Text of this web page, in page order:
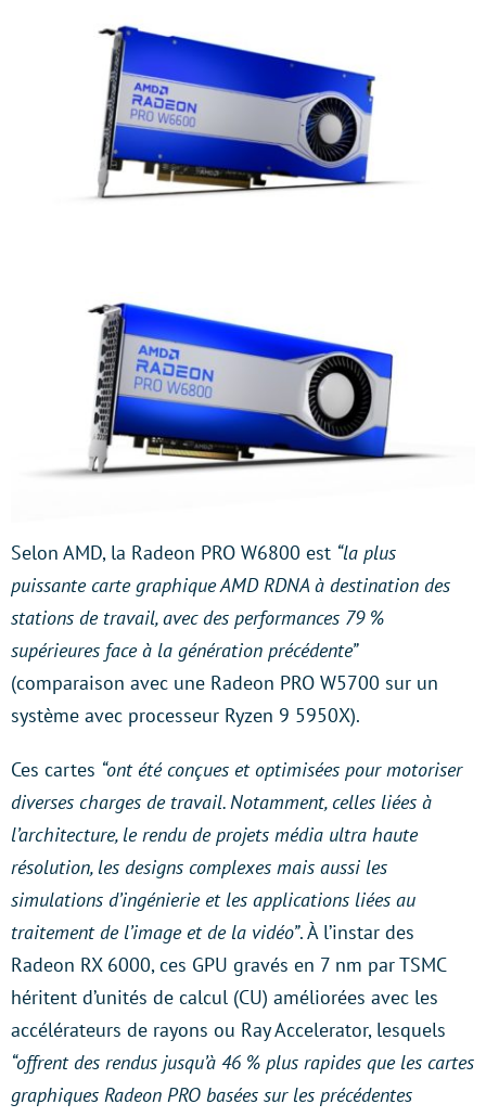
Selon AMD, la Radeon PRO W6800 est “la plus
puissante carte graphique AMD RDNA à destination des
stations de travail, avec des performances 79 %
supérieures face à la génération précédente”
(comparaison avec une Radeon PRO W5700 sur un
système avec processeur Ryzen 9 5950X).
Ces cartes “ont été conçues et optimisées pour motoriser
diverses charges de travail. Notamment, celles liées à
l’architecture, le rendu de projets média ultra haute
résolution, les designs complexes mais aussi les
simulations d’ingénierie et les applications liées au
traitement de l’image et de la vidéo”. À l’instar des
Radeon RX 6000, ces GPU gravés en 7 nm par TSMC
héritent d’unités de calcul (CU) améliorées avec les
accélérateurs de rayons ou Ray Accelerator, lesquels
“offrent des rendus jusqu’à 46 % plus rapides que les cartes
graphiques Radeon PRO basées sur les précédentes